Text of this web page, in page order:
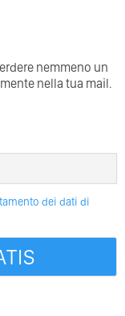
nemmeno un
nella tua mail.
dei dati di